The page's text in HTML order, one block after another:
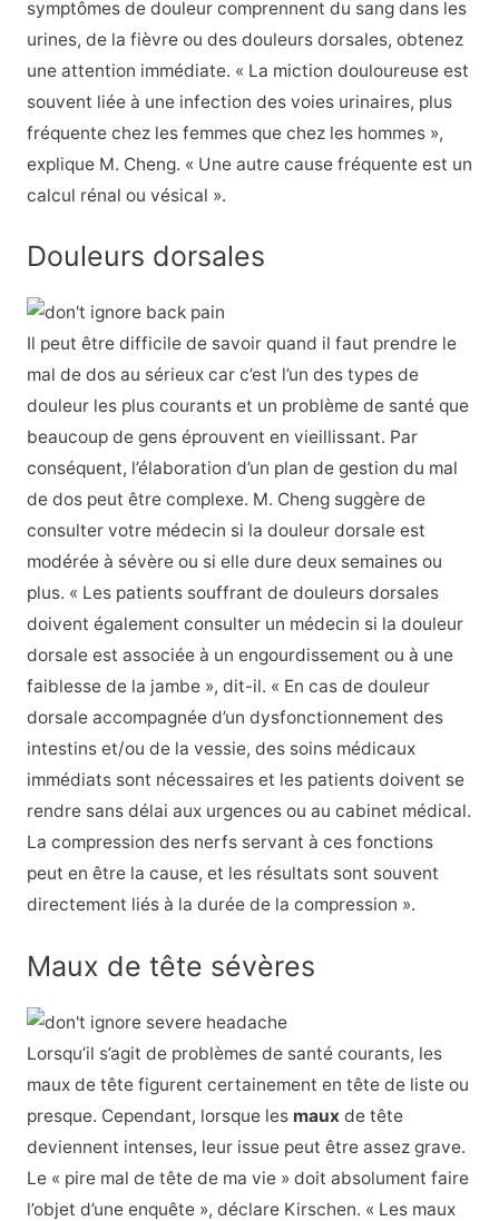
symptômes de douleur comprennent du sang dans les
urines, de la fièvre ou des douleurs dorsales, obtenez
une attention immédiate. « La miction douloureuse est
souvent liée à une infection des voies urinaires, plus
fréquente chez les femmes que chez les hommes »,
explique M. Cheng. « Une autre cause fréquente est un
calcul rénal ou vésical ».
Douleurs dorsales
Il peut être difficile de savoir quand il faut prendre le
mal de dos au sérieux car c’est l’un des types de
douleur les plus courants et un problème de santé que
beaucoup de gens éprouvent en vieillissant. Par
conséquent, l’élaboration d’un plan de gestion du mal
de dos peut être complexe. M. Cheng suggère de
consulter votre médecin si la douleur dorsale est
modérée à sévère ou si elle dure deux semaines ou
plus. « Les patients souffrant de douleurs dorsales
doivent également consulter un médecin si la douleur
dorsale est associée à un engourdissement ou à une
faiblesse de la jambe », dit-il. « En cas de douleur
dorsale accompagnée d’un dysfonctionnement des
intestins et/ou de la vessie, des soins médicaux
immédiats sont nécessaires et les patients doivent se
rendre sans délai aux urgences ou au cabinet médical.
La compression des nerfs servant à ces fonctions
peut en être la cause, et les résultats sont souvent
directement liés à la durée de la compression ».
Maux de tête sévères
Lorsqu’il s’agit de problèmes de santé courants, les
maux de tête figurent certainement en tête de liste ou
presque. Cependant, lorsque les mauxde tête
deviennent intenses, leur issue peut être assez grave.
Le « pire mal de tête de ma vie » doit absolument faire
l’objet d’une enquête », déclare Kirschen. « Les maux